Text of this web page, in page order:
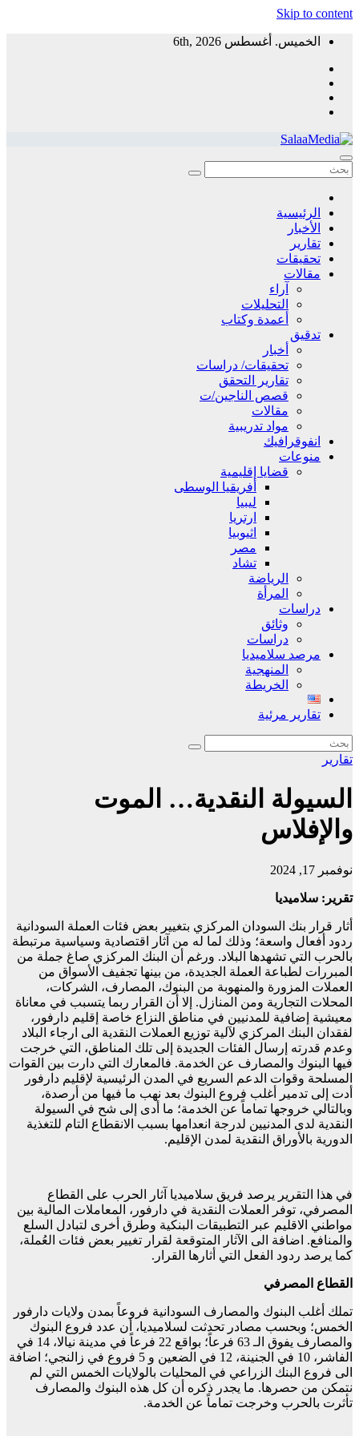
Skip to content
الخميس. أغسطس 6th, 2026
سلاميديا نيوز
منظمة غير ربحية توفر معلومات مستقلة لخدمة المجتمع
الرئيسية
الأخبار
تقارير
تحقيقات
مقالات
آراء
التحليلات
أعمدة وكتاب
تدقيق
أخبار
تحقيقات/ دراسات
تقارير التحقق
قصص الناجين/ت
مقالات
مواد تدريبية
انفوقرافيك
منوعات
قضايا إقليمية
أفريقيا الوسطى
ليبيا
ارتريا
اثيوبيا
مصر
تشاد
الرياضة
المرأة
دراسات
وثائق
دراسات
مرصد سلاميديا
المنهجية
الخريطة
تقارير مرئية
تقارير
السيولة النقدية… الموت
والإفلاس
نوفمبر 17, 2024
تقرير: سلاميديا
أثار قرار بنك السودان المركزي بتغيير بعض فئات العملة السودانية
ردود أفعال واسعة؛ وذلك لما له من آثار اقتصادية وسياسية مرتبطة
بالحرب التي تشهدها البلاد. ورغم أن البنك المركزي صاغ جملة من
المبررات لطباعة العملة الجديدة، من بينها تجفيف الأسواق من
العملات المزورة والمنهوبة من البنوك، المصارف، الشركات،
المحلات التجارية ومن المنازل. إلا أن القرار ربما يتسبب في معاناة
معيشية إضافية للمدنيين في مناطق النزاع خاصة إقليم دارفور،
لفقدان البنك المركزي لآلية توزيع العملات النقدية الى ارجاء البلاد
وعدم قدرته إرسال الفئات الجديدة إلى تلك المناطق، التي خرجت
فيها البنوك والمصارف عن الخدمة. فالمعارك التي دارت بين القوات
المسلحة وقوات الدعم السريع في المدن الرئيسية لإقليم دارفور
أدت إلى تدمير أغلب فروع البنوك بعد نهب ما فيها من أرصدة،
وبالتالي خروجها تماماً عن الخدمة؛ ما أدى إلى شح في السيولة
النقدية لدى المدنيين لدرجة انعدامها بسبب الانقطاع التام للتغذية
الدورية بالأوراق النقدية لمدن الإقليم.
في هذا التقرير يرصد فريق سلاميديا آثار الحرب على القطاع
المصرفي، توفر العملات النقدية في دارفور، المعاملات المالية بين
مواطني الاقليم عبر التطبيقات البنكية وطرق أخرى لتبادل السلع
والمنافع. اضافة الى الآثار المتوقعة لقرار تغيير بعض فئات العُملة،
كما يرصد ردود الفعل التي أثارها القرار.
القطاع المصرفي
تملك أغلب البنوك والمصارف السودانية فروعاً بمدن ولايات دارفور
الخمس؛ وبحسب مصادر تحدثت لسلاميديا، أن عدد فروع البنوك
والمصارف يفوق الـ 63 فرعاً؛ بواقع 22 فرعاً في مدينة نيالا، 14 في
الفاشر، 10 في الجنينة، 12 في الضعين و 5 فروع في زالنجي؛ اضافة
الى فروع البنك الزراعي في المحليات بالولايات الخمس التي لم
نتمكن من حصرها. ما يجدر ذكره أن كل هذه البنوك والمصارف
تأثرت بالحرب وخرجت تماماً عن الخدمة.